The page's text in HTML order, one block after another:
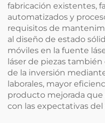
fabricación existentes,
automatizados y
requisitos de
al diseño de estado
móviles en la fuente
láser de piezas
de la inversión
laborales, mayor
producto mejorada
con las expectativas